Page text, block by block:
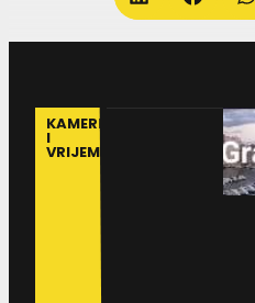
KAMERE
I
VRIJEME